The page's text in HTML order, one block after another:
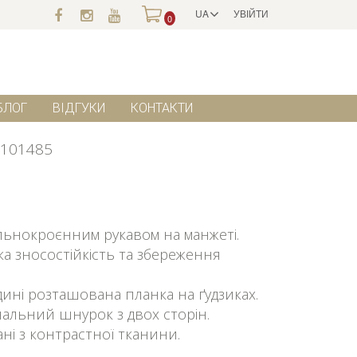
УВІЙТИ
UA
0
ВІДГУКИ КОНТАКТИ
101485
рукавом на манжеті.
зносостійкість та збереження
розташована планка на ґудзиках.
шнурок з двох сторін.
з контрастної тканини.